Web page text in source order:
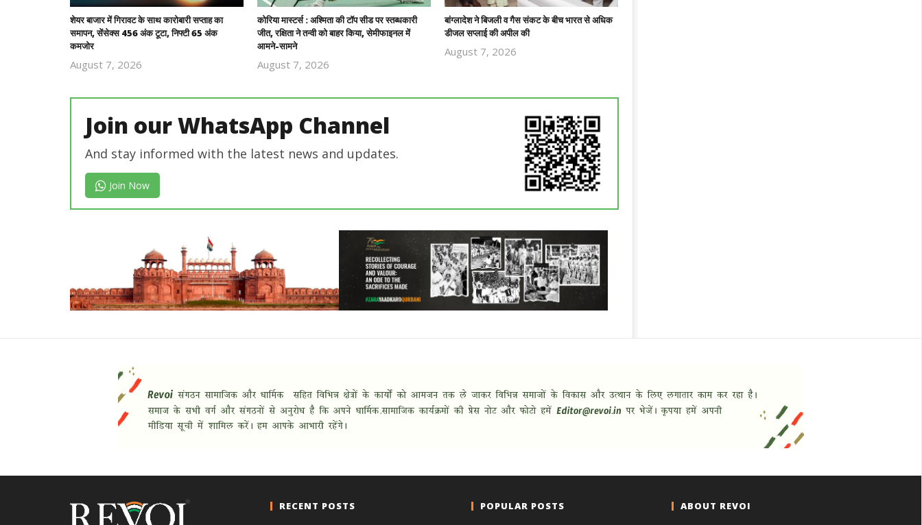
शेयर बाजार में गिरावट के साथ कारोबारी सप्ताह का
समापन, सेंसेक्स 456 अंक टूटा, निफ्टी 65 अंक
कमजोर
August 7, 2026
कोरिया मास्टर्स : अश्मिता की टॉप सीड पर स्तब्धकारी
जीत, रक्षिता ने तन्वी को बाहर किया, सेमीफाइनल में
आमने-सामने
August 7, 2026
बांग्लादेश ने बिजली व गैस संकट के बीच भारत से अधिक
डीजल सप्लाई की अपील की
August 7, 2026
Join our WhatsApp Channel
And stay informed with the latest news and updates.
Join Now
RECENT POSTS POPULAR POSTS ABOUT REVOI